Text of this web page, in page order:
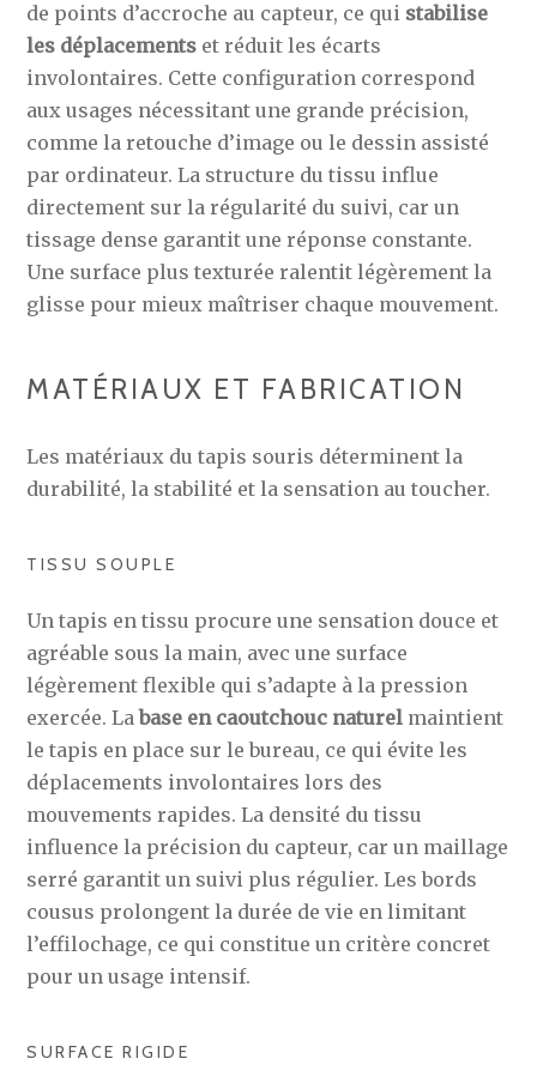
de points d’accroche au capteur, ce qui stabilise
les déplacements et réduit les écarts
involontaires. Cette configuration correspond
aux usages nécessitant une grande précision,
comme la retouche d’image ou le dessin assisté
par ordinateur. La structure du tissu influe
directement sur la régularité du suivi, car un
tissage dense garantit une réponse constante.
Une surface plus texturée ralentit légèrement la
glisse pour mieux maîtriser chaque mouvement.
MATÉRIAUX ET FABRICATION
Les matériaux du tapis souris déterminent la
durabilité, la stabilité et la sensation au toucher.
TISSU SOUPLE
Un tapis en tissu procure une sensation douce et
agréable sous la main, avec une surface
légèrement flexible qui s’adapte à la pression
exercée. Labase en caoutchouc naturel maintient
le tapis en place sur le bureau, ce qui évite les
déplacements involontaires lors des
mouvements rapides. La densité du tissu
influence la précision du capteur, car un maillage
serré garantit un suivi plus régulier. Les bords
cousus prolongent la durée de vie en limitant
l’effilochage, ce qui constitue un critère concret
pour un usage intensif.
SURFACE RIGIDE